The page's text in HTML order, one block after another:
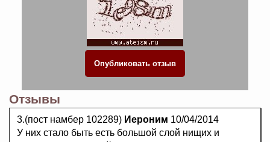
Отзывы
3.(пост намбер 102289) Иероним 10/04/2014
У них стало быть есть большой слой нищих и